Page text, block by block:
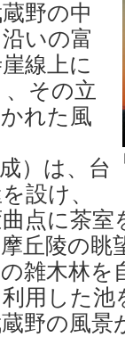
野の中
いの富
線上に
その立
れた風
）は、台
設け、
点に茶
丘陵の眺
雑木林を
用した池
野の風